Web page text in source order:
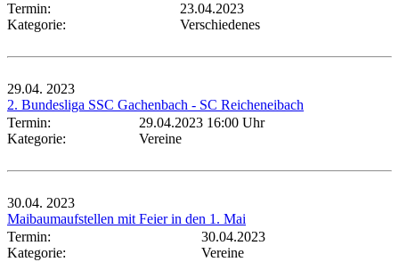
Termin:
23.04.2023
Kategorie:
Verschiedenes
29.04. 2023
2. Bundesliga SSC Gachenbach - SC Reicheneibach
Termin:
29.04.2023 16:00 Uhr
Kategorie:
Vereine
30.04. 2023
Maibaumaufstellen mit Feier in den 1. Mai
Termin:
30.04.2023
Kategorie:
Vereine